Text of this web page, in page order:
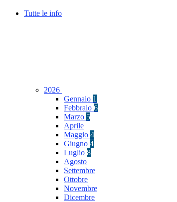
Tutte le info
2026
Gennaio 1
Febbraio 6
Marzo 5
Aprile
Maggio 4
Giugno 4
Luglio 8
Agosto
Settembre
Ottobre
Novembre
Dicembre